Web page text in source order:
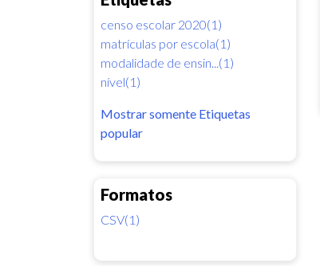
censo escolar 2020(1)
matrículas por escola(1)
modalidade de ensin...(1)
nível(1)
Mostrar somente Etiquetas
popular
Formatos
CSV(1)